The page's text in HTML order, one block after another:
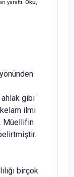
yarattı. Oku,
gibi
kelam ilmi
Müellifin
birçok